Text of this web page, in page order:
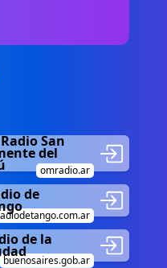
San
del
omradio.ar
de
de la
buenosaires.gob.ar